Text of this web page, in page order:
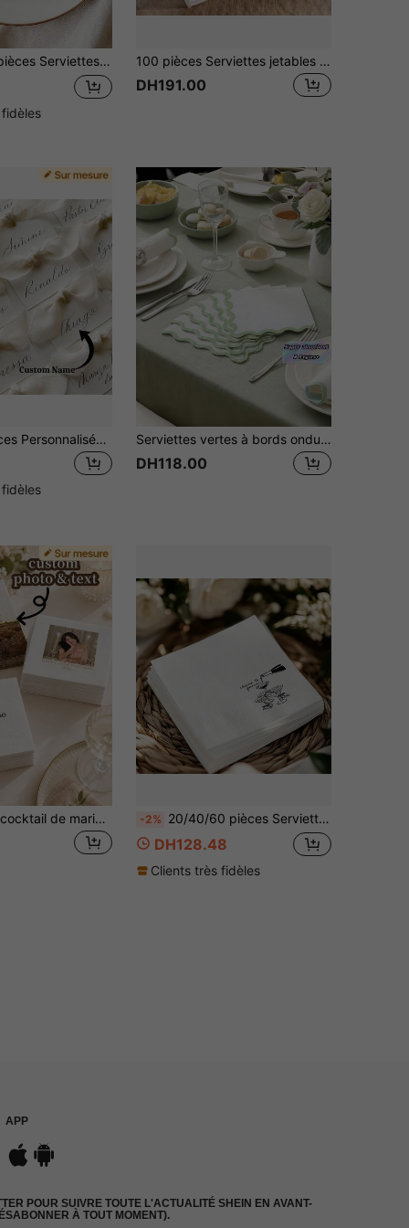
de fête, anniversaire, douche nuptiale, cocktail party, fête de fiançailles, serviettes jetables pour couple, amoureux et famille, fournitures de fête, cadeaux de mariage 100 pièces Serviettes jetables au toucher de lin blanc, haute absorbance, élégantes pour les mariages, les fêtes et les repas de fête, comprend des pochettes pour les couverts, un excellent choix pour une mise en place de table facile
DH191.00
20/30/50 pièces Personnalisées avec rubans, Cartes de table de décoration de mariage, Cartes de demoiselle d'honneur pour fête, Décoration de Noël, Réutilisables, Petit ami, Papa, Petite amie, Cadeau de la fête des mères, Cadeau de la fête des pères, Idées de cadeaux, Cadeau attentionné Serviettes vertes à bords ondulés (lot de 20/40/60), serviettes blanches classiques double épaisseur à bords ondulés vert clair, serviettes jetables pour desserts et boissons, idéales pour la fête des mères, les enterrements de vie de jeune fille, les fêtes de révélation du sexe du bébé, les anniversaires et autres occasions.
DH118.00
Serviettes de cocktail de mariage personnalisées 25/50/100 pièces, impression de texte ou de logo personnalisé, serviettes de fête jetables épaisses 3 couches, serviettes de boisson blanches, convenant aux mariages, fêtes pré-mariage, fêtes de fiançailles, réceptions de mariage, anniversaires, baby showers et diverses décorations d'événements -2% 20/40/60 pièces Serviettes de cocktail jetables imprimées avec tour de champagne Eternal Cheers, serviettes de fête minimalistes en art linéaire noir & blanc, serviettes 2 couches épaisses de 13*13 pouces, convenant pour les mariages, les douches nuptiales, les fêtes de fiançailles
DH128.48
Clients très fidèles
APP
POUR SUIVRE TOUTE L'ACTUALITÉ SHEIN EN AVANT-
À TOUT MOMENT).